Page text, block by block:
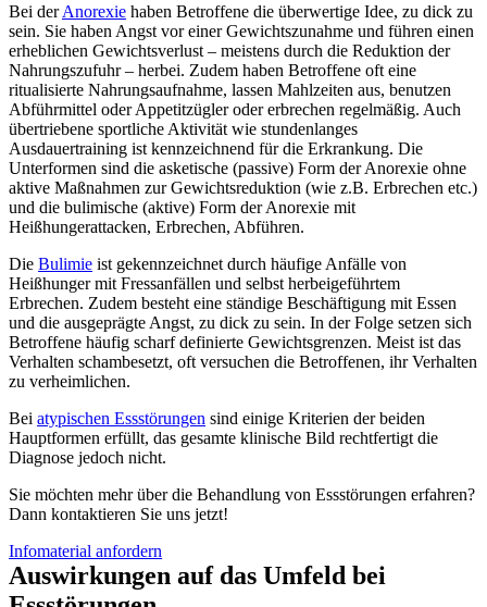
Bei derAnorexie haben Betroffene die überwertige Idee, zu dick zu
sein. Sie haben Angst vor einer Gewichtszunahme und führen einen
erheblichen Gewichtsverlust – meistens durch die Reduktion der
Nahrungszufuhr – herbei. Zudem haben Betroffene oft eine
ritualisierte Nahrungsaufnahme, lassen Mahlzeiten aus, benutzen
Abführmittel oder Appetitzügler oder erbrechen regelmäßig. Auch
übertriebene sportliche Aktivität wie stundenlanges
Ausdauertraining ist kennzeichnend für die Erkrankung. Die
Unterformen sind die asketische (passive) Form der Anorexie ohne
aktive Maßnahmen zur Gewichtsreduktion (wie z.B. Erbrechen etc.)
und die bulimische (aktive) Form der Anorexie mit
Heißhungerattacken, Erbrechen, Abführen.
Die Bulimie ist gekennzeichnet durch häufige Anfälle von
Heißhunger mit Fressanfällen und selbst herbeigeführtem
Erbrechen. Zudem besteht eine ständige Beschäftigung mit Essen
und die ausgeprägte Angst, zu dick zu sein. In der Folge setzen sich
Betroffene häufig scharf definierte Gewichtsgrenzen. Meist ist das
Verhalten schambesetzt, oft versuchen die Betroffenen, ihr Verhalten
zu verheimlichen.
Bei atypischen Essstörungen sind einige Kriterien der beiden
Hauptformen erfüllt, das gesamte klinische Bild rechtfertigt die
Diagnose jedoch nicht.
Sie möchten mehr über die Behandlung von Essstörungen erfahren?
Dann kontaktieren Sie uns jetzt!
Infomaterial anfordern
Auswirkungen auf das Umfeld bei